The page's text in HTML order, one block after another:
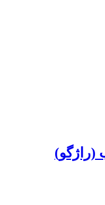
(راژگو)